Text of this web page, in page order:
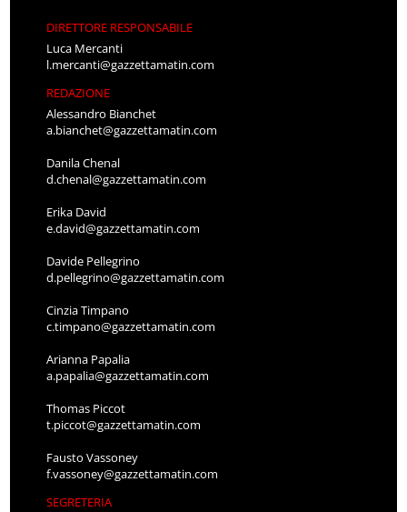
DIRETTORE RESPONSABILE
Luca Mercanti
l.mercanti@gazzettamatin.com
REDAZIONE
Alessandro Bianchet
a.bianchet@gazzettamatin.com
Danila Chenal
d.chenal@gazzettamatin.com
Erika David
e.david@gazzettamatin.com
Davide Pellegrino
d.pellegrino@gazzettamatin.com
Cinzia Timpano
c.timpano@gazzettamatin.com
Arianna Papalia
a.papalia@gazzettamatin.com
Thomas Piccot
t.piccot@gazzettamatin.com
Fausto Vassoney
f.vassoney@gazzettamatin.com
SEGRETERIA